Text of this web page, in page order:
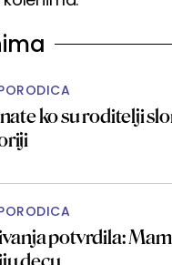
ko su roditelji
potvrdila: